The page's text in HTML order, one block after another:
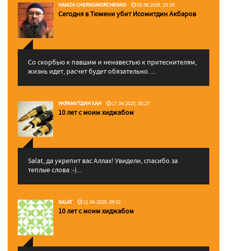
HAMZA CHERNOMORCHENKO 03.06.2026, 23:29
Сегодня в Тюмени убит Исомитдин Акбаров
Со скорбью к павшим и ненавестью к притеснителям,
жизнь идет, расчет будет обязательно. ...
ИКРАМУТДИН ХАН 17.04.2025, 00:27
10 лет с моим хиджабом
Salat, да укрепит вас Аллаx! Увидели, спасибо за
теплые слова :-)...
SALAT 11.04.2025, 09:02
10 лет с моим хиджабом